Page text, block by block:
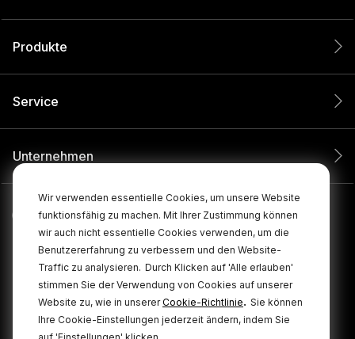
Wir verwenden essentielle Cookies, um unsere Website
funktionsfähig zu machen. Mit Ihrer Zustimmung können
wir auch nicht essentielle Cookies verwenden, um die
Benutzererfahrung zu verbessern und den Website-
Traffic zu analysieren. Durch Klicken auf 'Alle erlauben'
stimmen Sie der Verwendung von Cookies auf unserer
Website zu, wie in unsererCookie-Richtlinie. Sie können
Ihre Cookie-Einstellungen jederzeit ändern, indem Sie
Produkte
Service
Unternehmen
© 2026 RØDE Alle Rechte vorbehalten.